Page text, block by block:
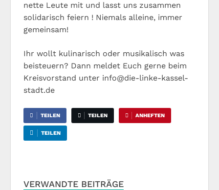
nette Leute mit und lasst uns zusammen
solidarisch feiern ! Niemals alleine, immer
gemeinsam!
Ihr wollt kulinarisch oder musikalisch was
beisteuern? Dann meldet Euch gerne beim
Kreisvorstand unter info@die-linke-kassel-
stadt.de
TEILEN TEILEN ANHEFTEN
TEILEN
VERWANDTE BEITRÄGE